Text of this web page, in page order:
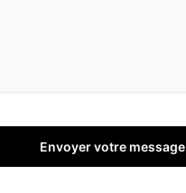
Envoyer votre message